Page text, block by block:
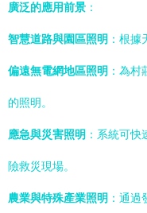
廣泛的應用前景 ：
智慧道路與園區照明 ：根據
偏遠無電網地區照明 ：為
的照明。
應急與災害照明 ：系統可
險救災現場。
農業與特殊產業照明 ：通